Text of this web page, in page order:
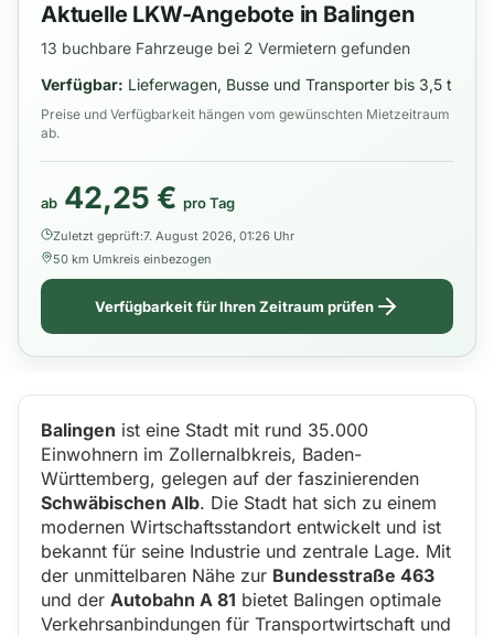
Aktuelle LKW-Angebote in Balingen
13 buchbare Fahrzeuge bei 2 Vermietern gefunden
Verfügbar: Lieferwagen, Busse und Transporter bis 3,5 t
Preise und Verfügbarkeit hängen vom gewünschten Mietzeitraum
ab.
ab 42,25 € pro Tag
Zuletzt geprüft:7. August 2026, 01:26 Uhr
50 km Umkreis einbezogen
Verfügbarkeit für Ihren Zeitraum prüfen
Balingen ist eine Stadt mit rund 35.000
Einwohnern im Zollernalbkreis, Baden-
Württemberg, gelegen auf der faszinierenden
Schwäbischen Alb. Die Stadt hat sich zu einem
modernen Wirtschaftsstandort entwickelt und ist
bekannt für seine Industrie und zentrale Lage. Mit
der unmittelbaren Nähe zur Bundesstraße 463
und der Autobahn A 81 bietet Balingen optimale
Verkehrsanbindungen für Transportwirtschaft und